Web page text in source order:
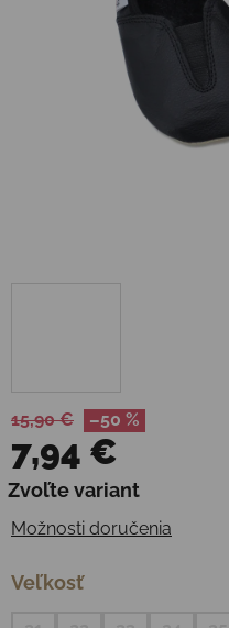
15,90 € –50 %
7,94 €
Jednotková cena:
Zvoľte variant
Možnosti doručenia
Veľkosť